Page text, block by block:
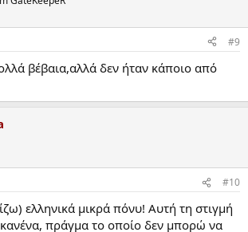
#9
βέβαια,αλλά δεν ήταν κάποιο από
#10
ελληνικά μικρά πόνυ! Αυτή τη στιγμή
κανένα, πράγμα το οποίο δεν μπορώ να